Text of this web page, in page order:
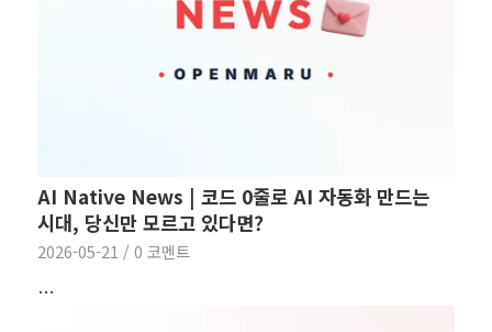
AI Native News | 코드 0줄로 AI 자동화 만드는
시대, 당신만 모르고 있다면?
2026-05-21 / 0 코멘트
…